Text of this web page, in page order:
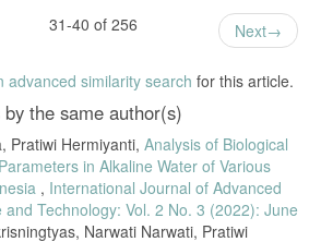
and M. I. Mokgobu, “Ambient
Urban Area in South Africa: Levels and
PL Kementerian Kesehatan, Pedoman
Lingkungan (ARKL). Jakarta, 2012.
and Suyud, “Health Risk Assessment on
Dioxide in Adults Around Steel Industry,”
Dev., vol. 11, no. 3, pp. 2465–2470, 2020,
www.embase.com/search/results?
.
31-40 of 256 Next
advanced similarity search for this article.
the same author(s)
Pratiwi Hermiyanti, Analysis of Biological
in Alkaline Water of Various
, International Journal of Advanced
and Technology: Vol. 2 No. 3 (2022): June
Narwati Narwati, Pratiwi